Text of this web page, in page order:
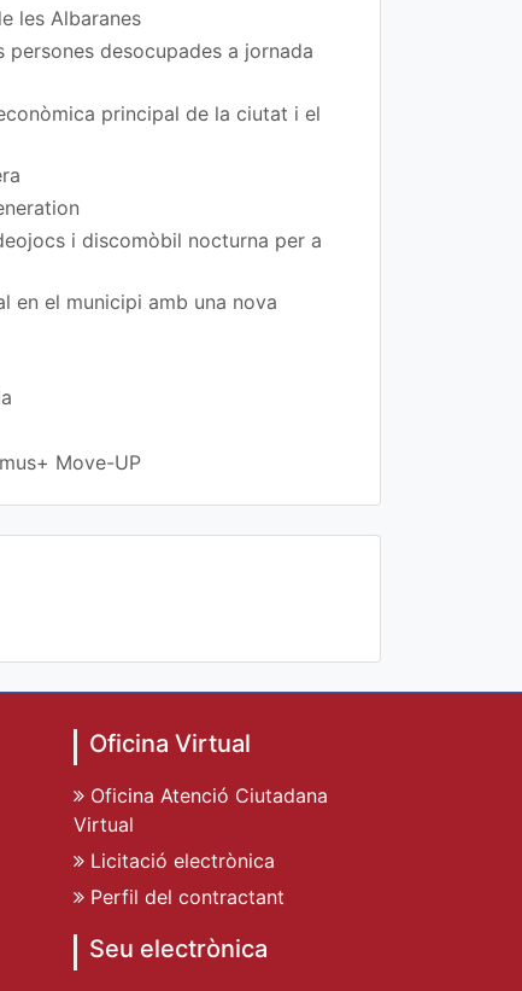
les Albaranes
desocupades a jornada
principal de la ciutat i el
i discomòbil nocturna per a
en el municipi amb una nova
Move-UP
Oficina Virtual
Oficina Atenció Ciutadana
Virtual
Licitació electrònica
Perfil del contractant
Seu electrònica